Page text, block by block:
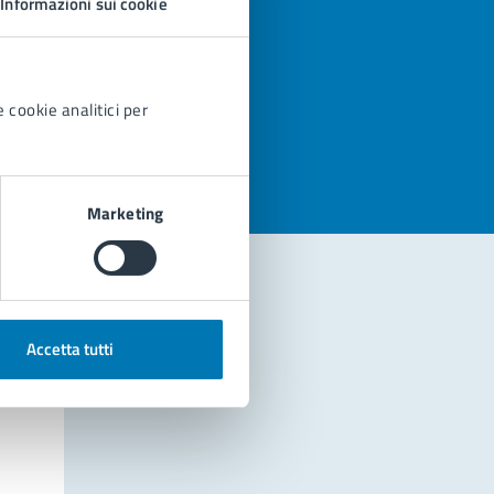
cookie analitici per
Marketing
Accetta tutti